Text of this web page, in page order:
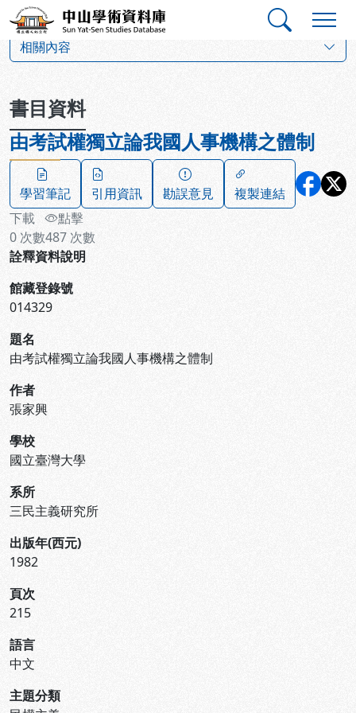
跳到主要內容
中山學術資料庫
相關內容
書目資料
由考試權獨立論我國人事機構之體制
學習筆記 引用資訊 勘誤意見
複製連結
下載
0 次數
點擊
487 次數
詮釋資料說明
館藏登錄號
014329
題名
由考試權獨立論我國人事機構之體制
作者
張家興
學校
國立臺灣大學
系所
三民主義研究所
出版年(西元)
1982
頁次
215
語言
中文
主題分類